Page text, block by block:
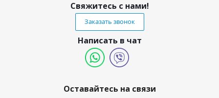
Свяжитесь с нами!
Заказать звонок
Написать в чат
Оставайтесь на связи